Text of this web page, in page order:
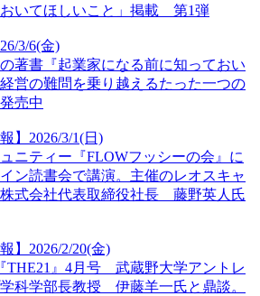
いてほしいこと」掲載 第1弾
3/6(金)
著書『起業家になる前に知っておい
営の難問を乗り越えるたった一つの
売中
】2026/3/1(日)
ニティー『FLOWフッシーの会』に
ン読書会で講演。主催のレオスキャ
株式会社代表取締役社長 藤野英人氏
】2026/2/20(金)
THE21』4月号 武蔵野大学アントレ
科学部長教授 伊藤羊一氏と鼎談。